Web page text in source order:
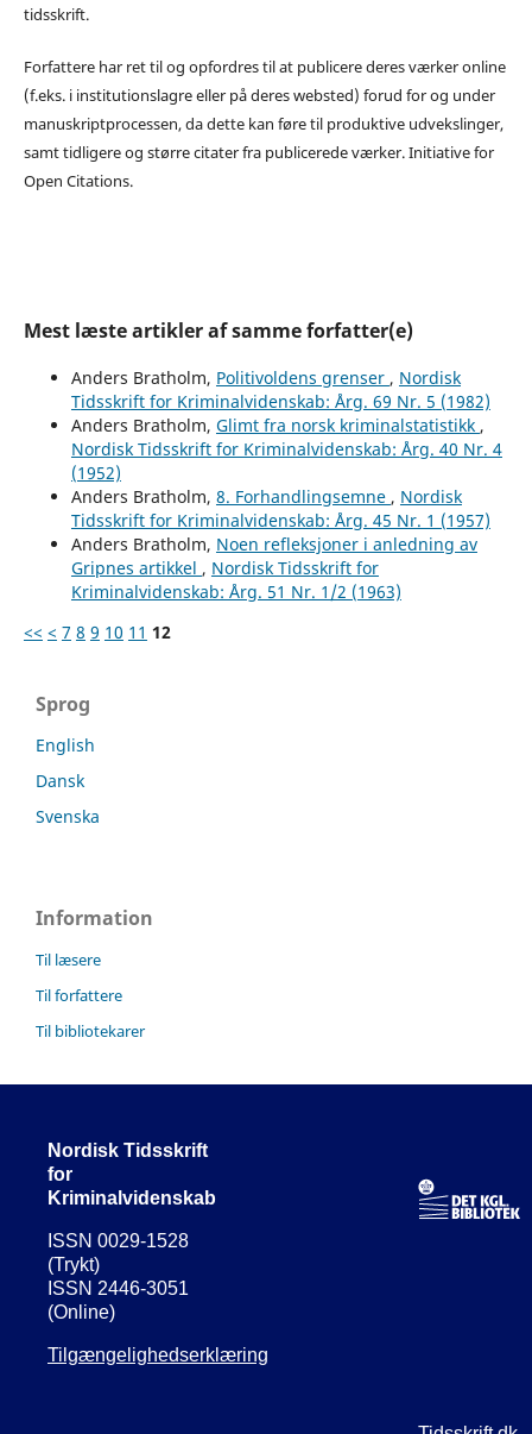
tidsskrift.
Forfattere har ret til og opfordres til at publicere deres værker online
(f.eks. i institutionslagre eller på deres websted) forud for og under
manuskriptprocessen, da dette kan føre til produktive udvekslinger,
samt tidligere og større citater fra publicerede værker. Initiative for
Open Citations.
Mest læste artikler af samme forfatter(e)
Anders Bratholm, Politivoldens grenser , Nordisk
Tidsskrift for Kriminalvidenskab: Årg. 69 Nr. 5 (1982)
Anders Bratholm, Glimt fra norsk kriminalstatistikk ,
Nordisk Tidsskrift for Kriminalvidenskab: Årg. 40 Nr. 4
(1952)
Anders Bratholm, 8. Forhandlingsemne , Nordisk
Tidsskrift for Kriminalvidenskab: Årg. 45 Nr. 1 (1957)
Anders Bratholm, Noen refleksjoner i anledning av
Gripnes artikkel , Nordisk Tidsskrift for
Kriminalvidenskab: Årg. 51 Nr. 1/2 (1963)
<< < 7 8 9 10 11 12
Sprog
English
Dansk
Svenska
Information
Til læsere
Til forfattere
Til bibliotekarer
Nordisk Tidsskrift
for
Kriminalvidenskab
ISSN 0029-1528
(Trykt)
ISSN 2446-3051
(Online)
Tilgængelighedserklæring